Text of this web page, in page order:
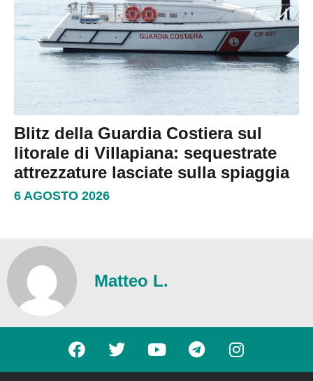
Blitz della Guardia Costiera sul
litorale di Villapiana: sequestrate
attrezzature lasciate sulla spiaggia
6 AGOSTO 2026
Matteo L.